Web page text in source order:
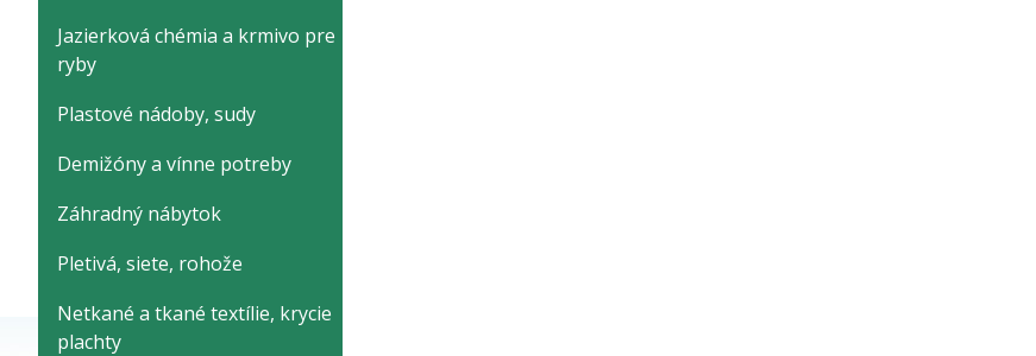
Jazierková chémia a krmivo pre
ryby
Plastové nádoby, sudy
Demižóny a vínne potreby
Záhradný nábytok
Pletivá, siete, rohože
Netkané a tkané textílie, krycie
plachty